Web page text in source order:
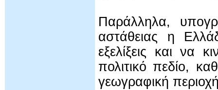
Παράλληλα,
αστάθειας η
εξελίξεις και να
πολιτικό πεδίο,
γεωγραφική